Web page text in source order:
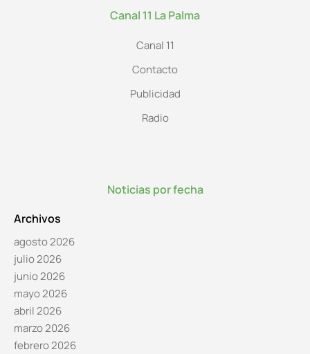
Canal 11 La Palma
Canal 11
Contacto
Publicidad
Radio
Noticias por fecha
Archivos
agosto 2026
julio 2026
junio 2026
mayo 2026
abril 2026
marzo 2026
febrero 2026